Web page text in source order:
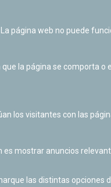
página web no puede
la página se comporta
los visitantes con las
mostrar anuncios
las distintas